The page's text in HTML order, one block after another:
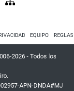
EQUIPO
2026 - Todos los
APN-DNDA#MJ